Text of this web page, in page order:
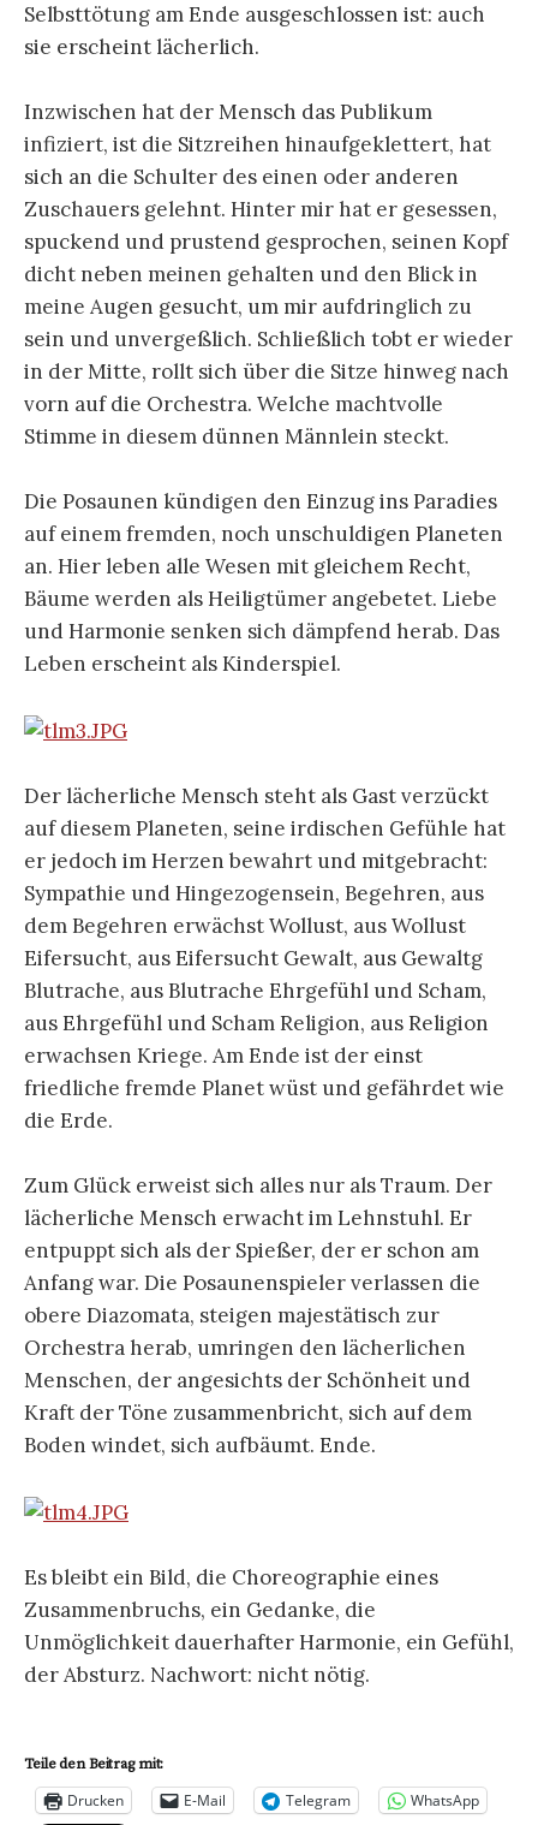
Selbsttötung am Ende ausgeschlossen ist: auch
sie erscheint lächerlich.
Inzwischen hat der Mensch das Publikum
infiziert, ist die Sitzreihen hinaufgeklettert, hat
sich an die Schulter des einen oder anderen
Zuschauers gelehnt. Hinter mir hat er gesessen,
spuckend und prustend gesprochen, seinen Kopf
dicht neben meinen gehalten und den Blick in
meine Augen gesucht, um mir aufdringlich zu
sein und unvergeßlich. Schließlich tobt er wieder
in der Mitte, rollt sich über die Sitze hinweg nach
vorn auf die Orchestra. Welche machtvolle
Stimme in diesem dünnen Männlein steckt.
Die Posaunen kündigen den Einzug ins Paradies
auf einem fremden, noch unschuldigen Planeten
an. Hier leben alle Wesen mit gleichem Recht,
Bäume werden als Heiligtümer angebetet. Liebe
und Harmonie senken sich dämpfend herab. Das
Leben erscheint als Kinderspiel.
Der lächerliche Mensch steht als Gast verzückt
auf diesem Planeten, seine irdischen Gefühle hat
er jedoch im Herzen bewahrt und mitgebracht:
Sympathie und Hingezogensein, Begehren, aus
dem Begehren erwächst Wollust, aus Wollust
Eifersucht, aus Eifersucht Gewalt, aus Gewaltg
Blutrache, aus Blutrache Ehrgefühl und Scham,
aus Ehrgefühl und Scham Religion, aus Religion
erwachsen Kriege. Am Ende ist der einst
friedliche fremde Planet wüst und gefährdet wie
die Erde.
Zum Glück erweist sich alles nur als Traum. Der
lächerliche Mensch erwacht im Lehnstuhl. Er
entpuppt sich als der Spießer, der er schon am
Anfang war. Die Posaunenspieler verlassen die
obere Diazomata, steigen majestätisch zur
Orchestra herab, umringen den lächerlichen
Menschen, der angesichts der Schönheit und
Kraft der Töne zusammenbricht, sich auf dem
Boden windet, sich aufbäumt. Ende.
Es bleibt ein Bild, die Choreographie eines
Zusammenbruchs, ein Gedanke, die
Unmöglichkeit dauerhafter Harmonie, ein Gefühl,
der Absturz. Nachwort: nicht nötig.
Teile den Beitrag mit:
Drucken E-Mail Telegram WhatsApp